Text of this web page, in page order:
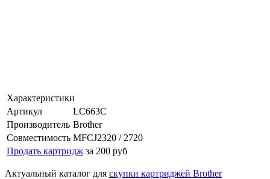
Характеристики
Артикул
LC663C
Производитель Brother
Совместимость MFCJ2320 / 2720
Продать картридж за 200 руб
Актуальный каталог для скупки картриджей Brother